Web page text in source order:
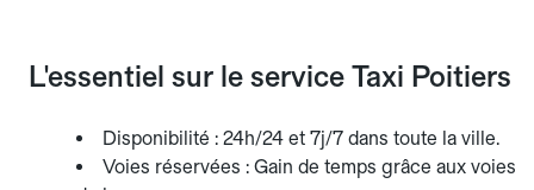
L'essentiel sur le service Taxi Poitiers
Disponibilité : 24h/24 et 7j/7 dans toute la ville.
Voies réservées : Gain de temps grâce aux voies